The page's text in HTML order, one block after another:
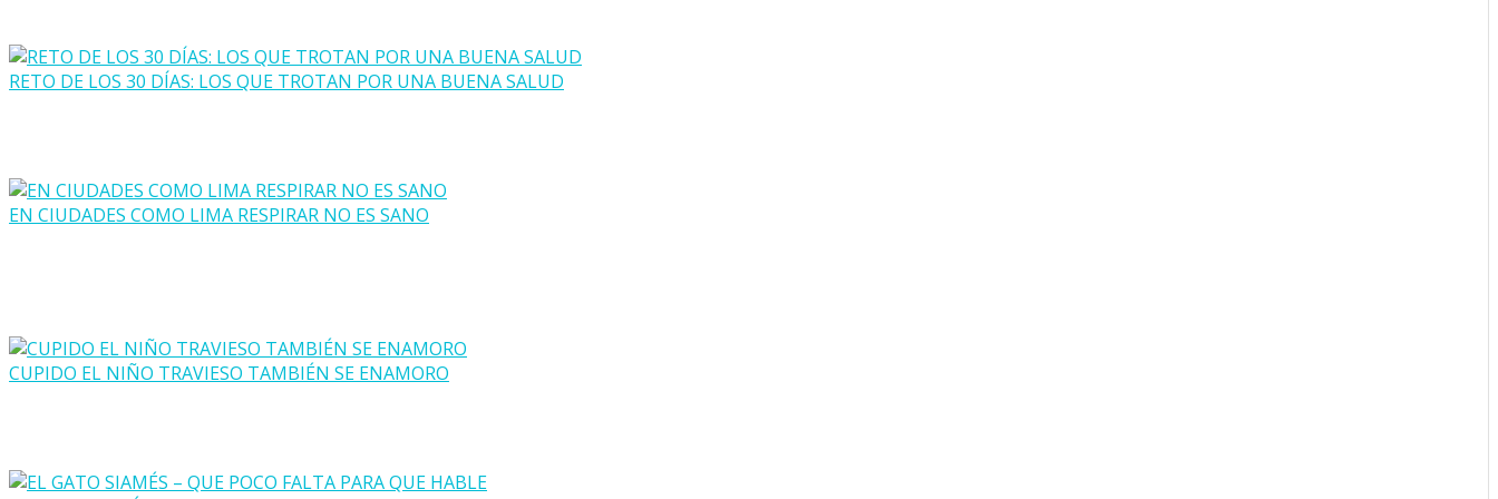
RETO DE LOS 30 DÍAS: LOS QUE TROTAN POR UNA BUENA SALUD
EN CIUDADES COMO LIMA RESPIRAR NO ES SANO
CUPIDO EL NIÑO TRAVIESO TAMBIÉN SE ENAMORO